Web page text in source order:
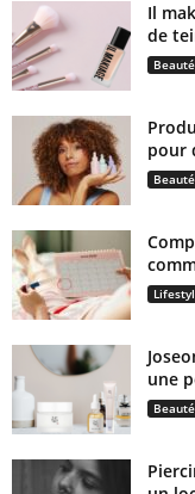
Il
de
Beauté
pour
Beauté
une
Beauté